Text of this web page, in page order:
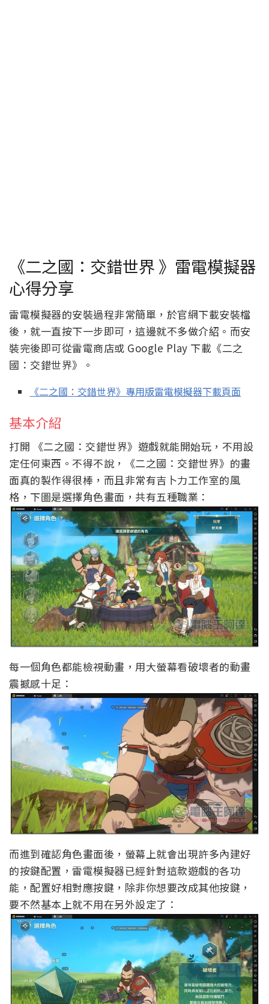
《二之國：交錯世界 》雷電模擬器
心得分享
雷電模擬器的安裝過程非常簡單，於官網下載安裝檔
後，就一直按下一步即可，這邊就不多做介紹。而安
裝完後即可從雷電商店或 Google Play 下載《二之
國：交錯世界》。
《二之國：交錯世界》專用版雷電模擬器下載頁面
基本介紹
打開 《二之國：交錯世界》遊戲就能開始玩，不用設
定任何東西。不得不說，《二之國：交錯世界》的畫
面真的製作得很棒，而且非常有吉卜力工作室的風
格，下圖是選擇角色畫面，共有五種職業：
每一個角色都能檢視動畫，用大螢幕看破壞者的動畫
震撼感十足：
而進到確認角色畫面後，螢幕上就會出現許多內建好
的按鍵配置，雷電模擬器已經針對這款遊戲的各功
能，配置好相對應按鍵，除非你想要改成其他按鍵，
要不然基本上就不用在另外設定了：